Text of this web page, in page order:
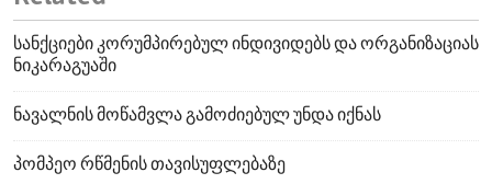
სანქციები კორუმპირებულ ინდივიდებს და ორგანიზაციას
ნიკარაგუაში
ნავალნის მოწამვლა გამოძიებულ უნდა იქნას
პომპეო რწმენის თავისუფლებაზე